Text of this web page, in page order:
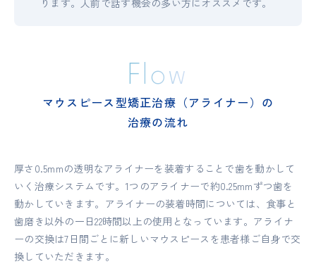
Flow
マウスピース型矯正治療（アライナー）の
治療の流れ
厚さ0.5mmの透明なアライナーを装着することで歯を動かして
いく治療システムです。1つのアライナーで約0.25mmずつ歯を
動かしていきます。アライナーの装着時間については、食事と
歯磨き以外の一日22時間以上の使用となっています。アライナ
ーの交換は7日間ごとに新しいマウスピースを患者様ご自身で交
換していただきます。